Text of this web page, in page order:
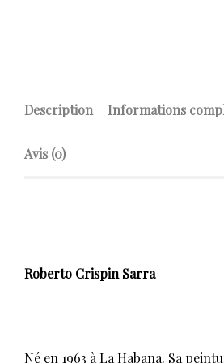
Description Informations
Avis (0)
Roberto Crispin Sarra
Né en 1963 à La Habana. Sa